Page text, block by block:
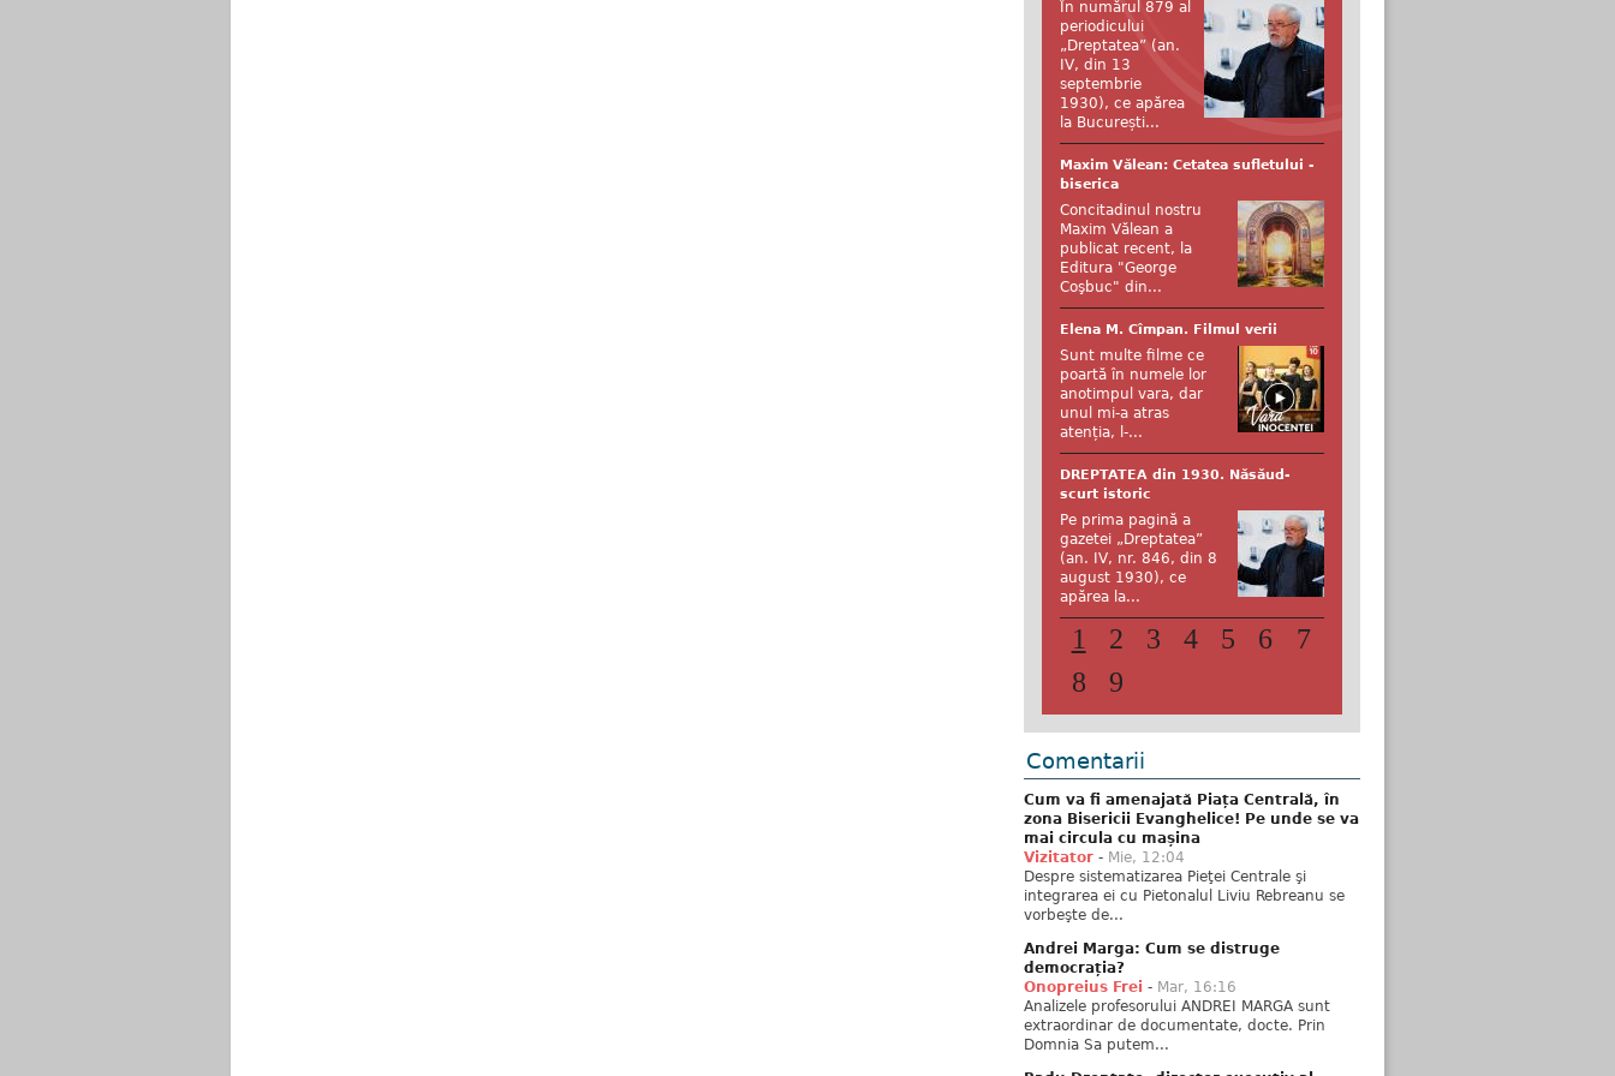
În numărul 879 al
periodicului
„Dreptatea” (an.
IV, din 13
septembrie
1930), ce apărea
la București...
Maxim Vălean: Cetatea sufletului -
biserica
Concitadinul nostru
Maxim Vălean a
publicat recent, la
Editura "George
Coşbuc" din...
Elena M. Cîmpan. Filmul verii
Sunt multe filme ce
poartă în numele lor
anotimpul vara, dar
unul mi-a atras
atenția, l-...
DREPTATEA din 1930. Năsăud-
scurt istoric
Pe prima pagină a
gazetei „Dreptatea”
(an. IV, nr. 846, din 8
august 1930), ce
apărea la...
1 2 3 4 5 6
7
8
9
Comentarii
Cum va fi amenajată Piața Centrală, în
zona Bisericii Evanghelice! Pe unde se va
mai circula cu mașina
Vizitator - Mie, 12:04
Despre sistematizarea Pieţei Centrale şi
integrarea ei cu Pietonalul Liviu Rebreanu se
vorbeşte de...
Andrei Marga: Cum se distruge
democrația?
Onopreius Frei - Mar, 16:16
Analizele profesorului ANDREI MARGA sunt
extraordinar de documentate, docte. Prin
Domnia Sa putem...